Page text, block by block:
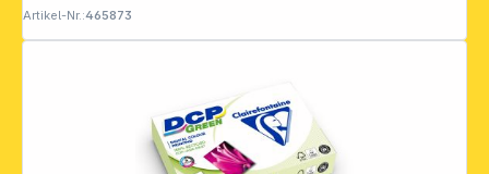
Artikel-Nr.:465873